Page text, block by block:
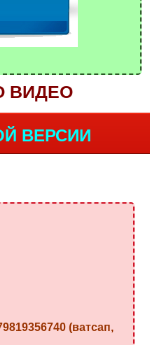
ВИДЕО
ВЕРСИИ
(ватсап,